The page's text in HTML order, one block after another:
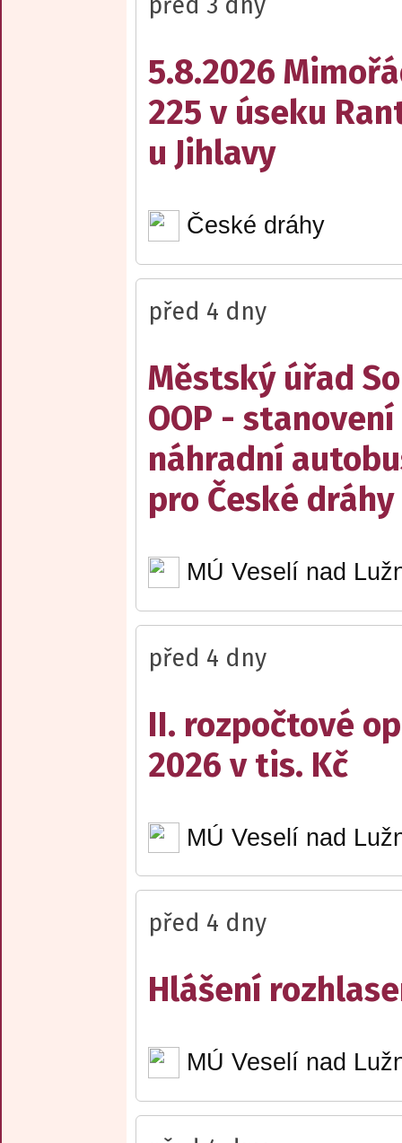
před 3 dny
5.8.2026
225 v úseku
u Jihlavy
České dráhy
před 4 dny
Městský úřad
OOP -
náhradní
pro České dráhy
MÚ Veselí nad
před 4 dny
II. rozpočtové
2026 v tis. Kč
MÚ Veselí nad
před 4 dny
Hlášení
MÚ Veselí nad